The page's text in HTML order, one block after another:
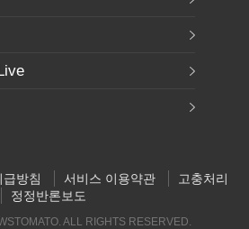
방침 서비스 이용약관
고충처리
정정반론보도
ALL RIGHTS RESERVED.